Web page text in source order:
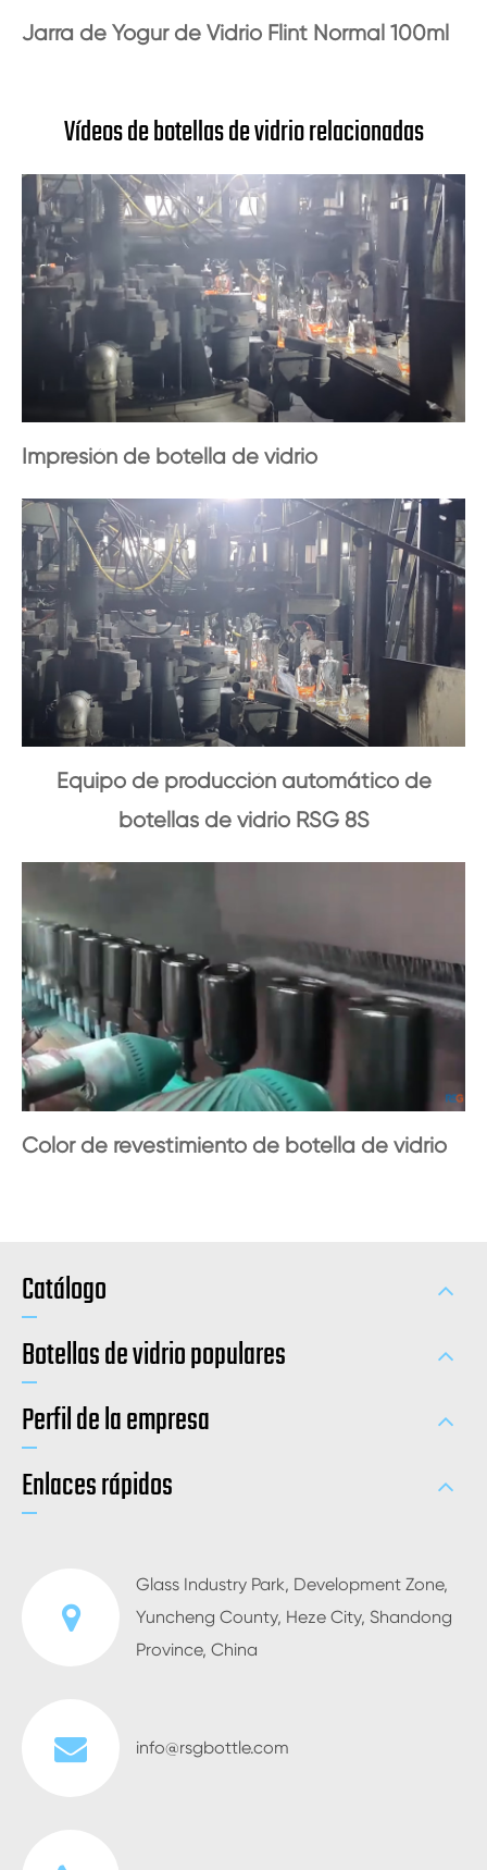
Jarra de Yogur de Vidrio Flint Normal 100ml
Vídeos de botellas de vidrio relacionadas
Impresión de botella de vidrio
Equipo de producción automático de
botellas de vidrio RSG 8S
Color de revestimiento de botella de vidrio
Catálogo
Botellas de vidrio populares
Perfil de la empresa
Enlaces rápidos
Glass Industry Park, Development Zone,
Yuncheng County, Heze City, Shandong
Province, China
info@rsgbottle.com